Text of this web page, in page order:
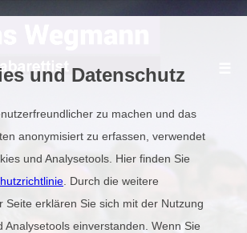
und Datenschutz
zu machen und das
anonymisiert zu erfassen, verwendet
und Analysetools. Hier finden Sie
. Durch die weitere
Seite erklären Sie sich mit der Nutzung
Analysetools einverstanden. Wenn Sie